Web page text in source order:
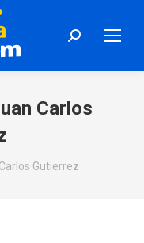
Search:
Carlos
Gutierrez